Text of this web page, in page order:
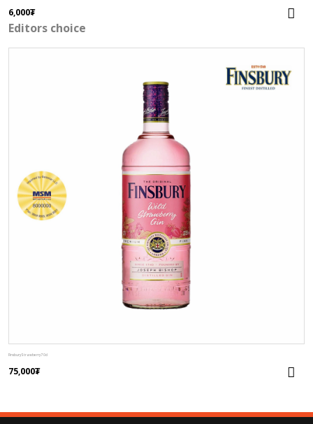
6,000₮
Editors choice
Finsbury Strawberry 70cl
75,000₮